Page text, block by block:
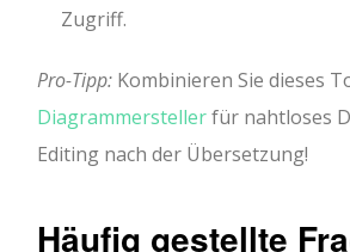
Zugriff.
Pro-Tipp: Kombinieren Sie dieses
Diagrammerstellerfür nahtloses
Editing nach der Übersetzung!
Häufig gestellte